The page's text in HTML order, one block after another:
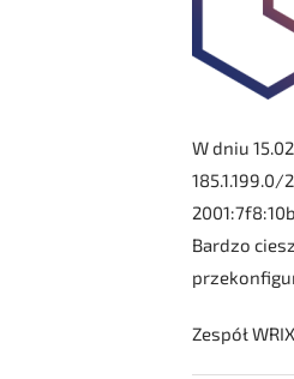
W dniu
185.1.199.0/
Bardzo
Zespół